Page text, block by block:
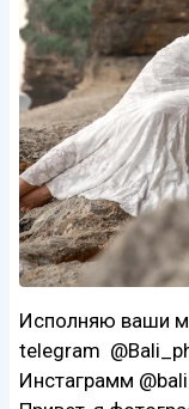
Исполняю ваши
telegram
Инстаграмм